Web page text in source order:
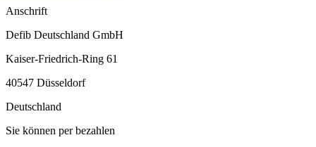
Anschrift
Defib Deutschland GmbH
Kaiser-Friedrich-Ring 61
40547 Düsseldorf
Deutschland
Sie können per bezahlen